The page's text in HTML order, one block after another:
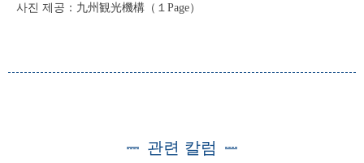
사진 제공：九州観光機構（１Page）
관련 칼럼